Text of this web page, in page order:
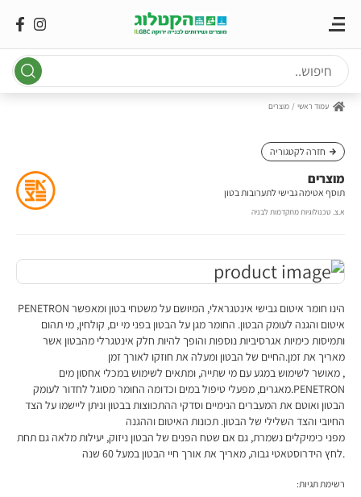
Skip
content
עמוד ראשי מוצרים
חזרה לקטגוריה
מוצרים
תוסף אטימה גבישי לתערובות בטון
א.צ. טכנולוגיות מתקדמות לבניה
הינו חומר איטום גבישי אינטגראלי, המיושם על משטחי בטון ומאפשר PENETRON
איטום והגנה לעומק הבטון. החומר מגן על הבטון בפני מי ים, קולחין, מי תהום
ותמיסות כימיות אגרסיביות נוספות והופך להיות חלק אינטגרלי מהבטון אשר
מאריך את זמן.החיים של הבטון ומעלה את חוזקו לאורך זמן
, מאושר לשימוש במגע עם מי שתייה, ומתאים לשימוש במכלי אחסון מים
PENETRON.מאגרים, מפעלי טיפול במים וכדומה החומר מסוגל לחדור לעומק
הבטון ואוטם את המעברים הנימיים וסדקי ההתכווצות בבטון וניתן ליישמו על הצד
החיובי והצד השלילי של הבטון. תכונות האיטום וההגנה
מפני כימיקלים נשמרת, גם אם שטח הפנים של הבטון ניזוק, יעילות מלאה גם תחת
.לחץ הידרוסטאטי גבוה, מאריך את אורך חיי הבטון במעל 60 שנה
רשימת תגיות: